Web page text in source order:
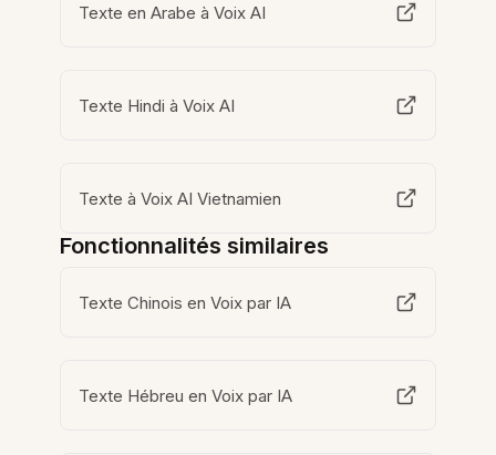
Texte en Arabe à Voix AI
Texte Hindi à Voix AI
Texte à Voix AI Vietnamien
Fonctionnalités similaires
Texte Chinois en Voix par IA
Texte Hébreu en Voix par IA